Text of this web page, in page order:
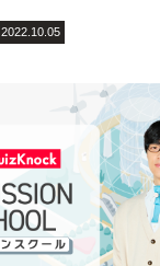
2022.10.05